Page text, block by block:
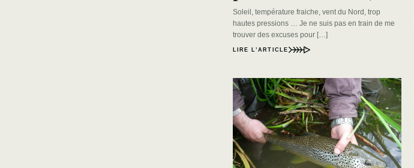
Soleil, température fraiche, vent du Nord, trop
hautes pressions … Je ne suis pas en train de me
trouver des excuses pour […]
LIRE L’ARTICLE